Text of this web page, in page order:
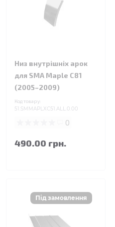
Низ внутрішніх арок
для SMA Maple C81
(2005–2009)
Код товару:
51.SMMAPLXC51.ALL.0.00
0
490.00 грн.